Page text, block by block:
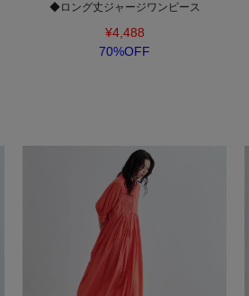
◆ロング丈ジャージワンピース
¥4,488
70%OFF